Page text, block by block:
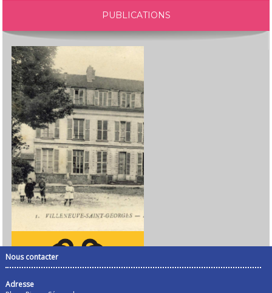
PUBLICATIONS
Nous contacter
Adresse